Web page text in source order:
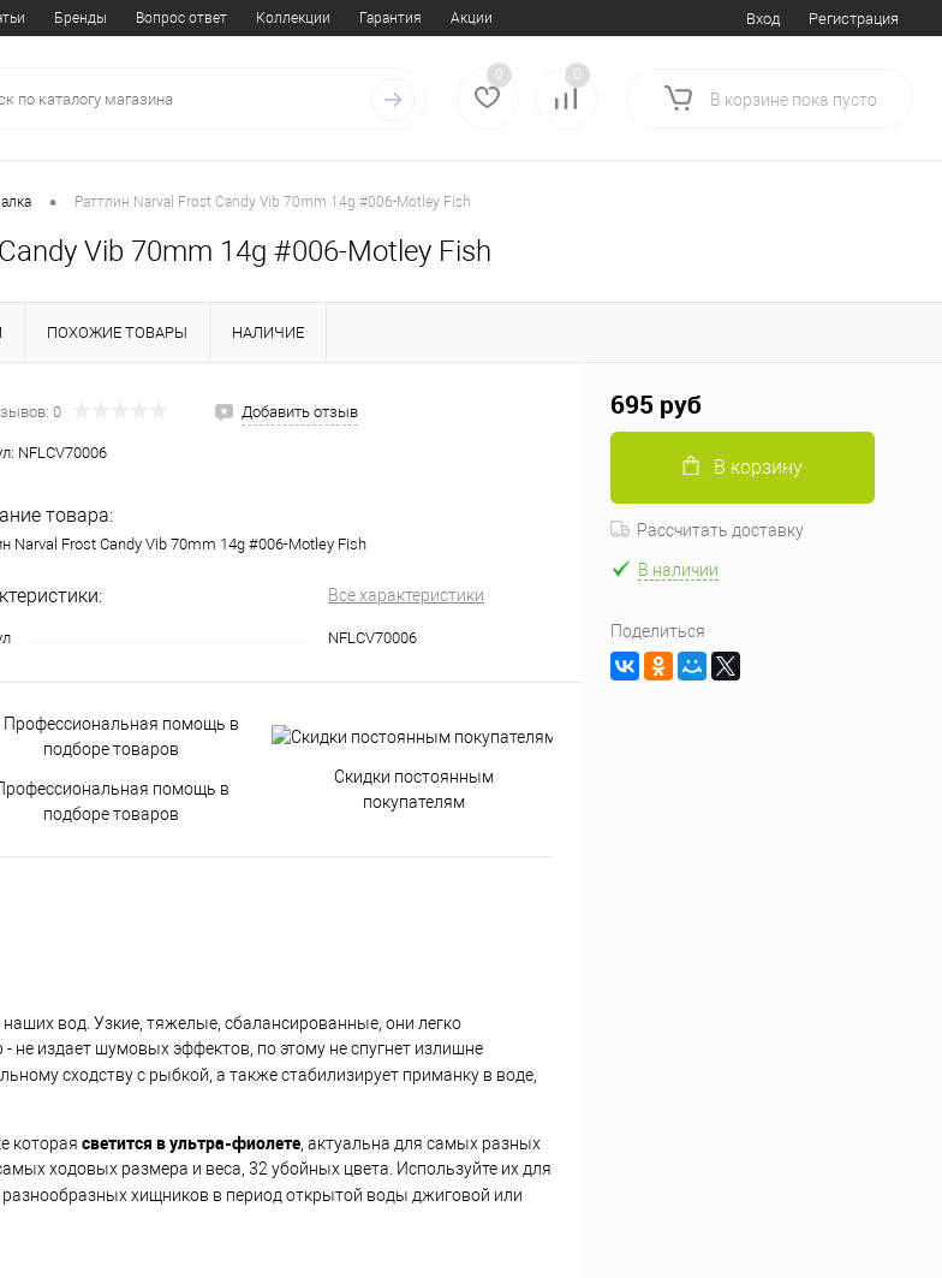
Бренды Вопрос ответ Коллекции Гарантия Акции Вход Регистрация
0 0
В корзине пока пусто
• Раттлин Narval Frost Candy Vib 70mm 14g #006-Motley Fish
Vib 70mm 14g #006-Motley Fish
ПОХОЖИЕ ТОВАРЫ НАЛИЧИЕ
0 Добавить отзыв
NFLCV70006
товара:
Narval Frost Candy Vib 70mm 14g #006-Motley Fish
Все характеристики
NFLCV70006
помощь в
подборе товаров
Скидки постоянным
покупателям
вод. Узкие, тяжелые, сбалансированные, они легко
издает шумовых эффектов, по этому не спугнет излишне
сходству с рыбкой, а также стабилизирует приманку в воде,
которая светится в ультра-фиолете , актуальна для самых разных
ходовых размера и веса, 32 убойных цвета. Используйте их для
разнообразных хищников в период открытой воды джиговой или
695 руб
В корзину
Рассчитать доставку
В наличии
Поделиться